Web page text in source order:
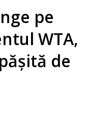
pe
WTA,
de